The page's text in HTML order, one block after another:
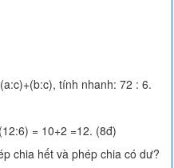
tính nhanh: 72 : 6.
= 10+2 =12. (8đ)
chia hết và phép chia có dư?